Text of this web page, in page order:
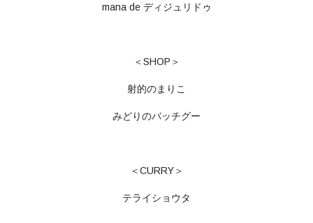
mana de ディジュリドゥ
＜SHOP＞
射的のまりこ
みどりのバッチグー
＜CURRY＞
テライショウタ